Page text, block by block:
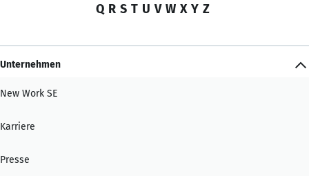
Q R S T U V W X Y Z
Unternehmen
New Work SE
Karriere
Presse